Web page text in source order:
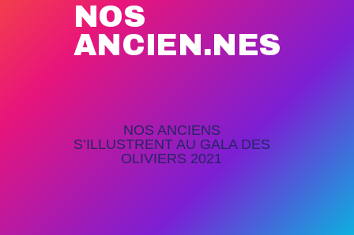
NOS
ANCIEN.NES
NOS ANCIENS
S’ILLUSTRENT AU GALA DES
OLIVIERS 2021